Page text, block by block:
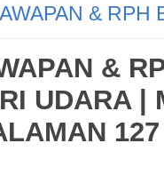
& RPH
&
UDARA |
127